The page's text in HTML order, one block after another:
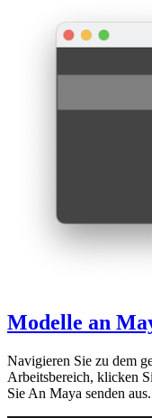
Modelle an
Navigieren Sie zu dem
Arbeitsbereich, klicken
Sie An Maya senden aus.